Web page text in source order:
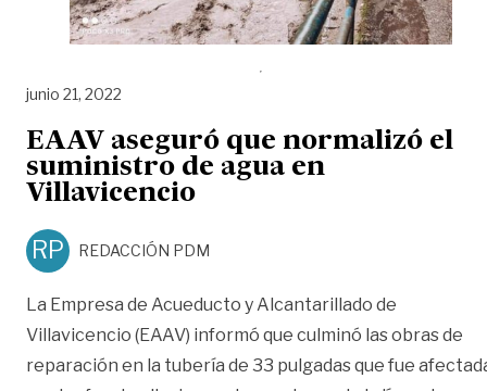
junio 21, 2022
EAAV aseguró que normalizó el
suministro de agua en
Villavicencio
RP REDACCIÓN PDM
La Empresa de Acueducto y Alcantarillado de
Villavicencio (EAAV) informó que culminó las obras de
reparación en la tubería de 33 pulgadas que fue